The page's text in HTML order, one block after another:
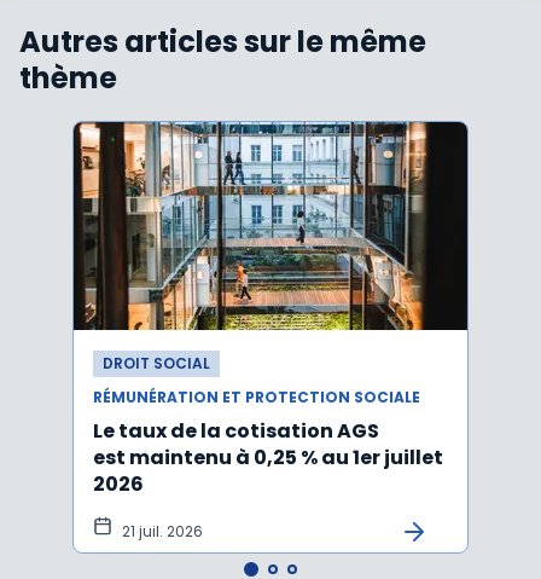
Autres articles sur le même
thème
DROIT SOCIAL
RÉMUNÉRATION ET PROTECTION SOCIALE
Le taux de la cotisation AGS
est maintenu à 0,25 % au 1er juillet
2026
21 juil. 2026